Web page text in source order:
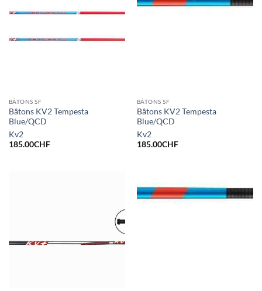
BÂTONS SF
Bâtons KV2 Tempesta
Blue/QCD
Kv2
185.00CHF
BÂTONS SF
Bâtons KV2 Tempesta
Blue/QCD
Kv2
185.00CHF